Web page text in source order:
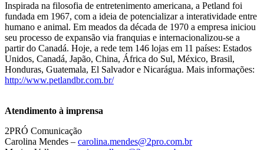
Inspirada na filosofia de entretenimento americana, a Petland foi
fundada em 1967, com a ideia de potencializar a interatividade entre
humano e animal. Em meados da década de 1970 a empresa iniciou
seu processo de expansão via franquias e internacionalizou-se a
partir do Canadá. Hoje, a rede tem 146 lojas em 11 países: Estados
Unidos, Canadá, Japão, China, África do Sul, México, Brasil,
Honduras, Guatemala, El Salvador e Nicarágua. Mais informações:
http://www.petlandbr.com.br/
Atendimento à imprensa
2PRÓ Comunicação
Carolina Mendes – carolina.mendes@2pro.com.br